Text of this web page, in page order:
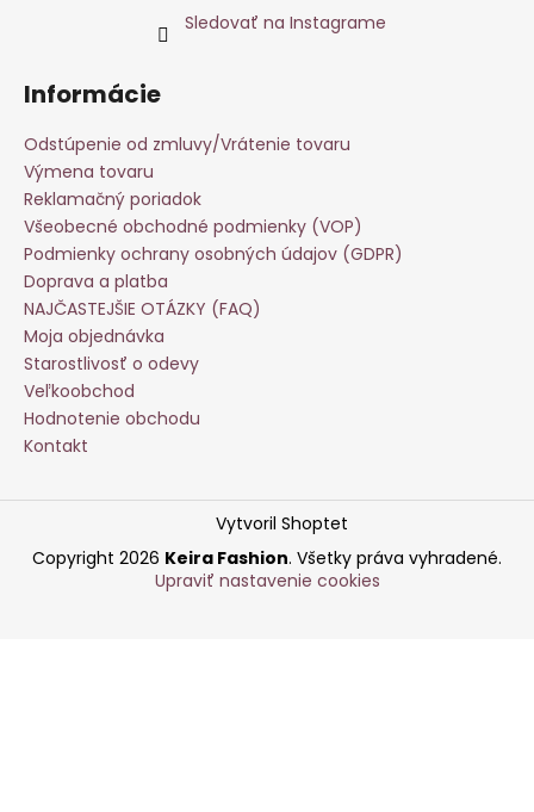
Sledovať na Instagrame
Informácie
Odstúpenie od zmluvy/Vrátenie tovaru
Výmena tovaru
Reklamačný poriadok
Všeobecné obchodné podmienky (VOP)
Podmienky ochrany osobných údajov (GDPR)
Doprava a platba
NAJČASTEJŠIE OTÁZKY (FAQ)
Moja objednávka
Starostlivosť o odevy
Veľkoobchod
Hodnotenie obchodu
Kontakt
Vytvoril Shoptet
Copyright 2026 Keira Fashion. Všetky práva vyhradené.
Upraviť nastavenie cookies